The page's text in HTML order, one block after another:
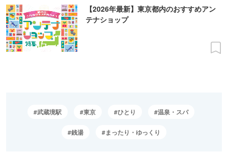
【2026年最新】東京都内のおすすめアン
テナショップ
武蔵境駅 東京 ひとり 温泉・スパ
銭湯 まったり・ゆっくり